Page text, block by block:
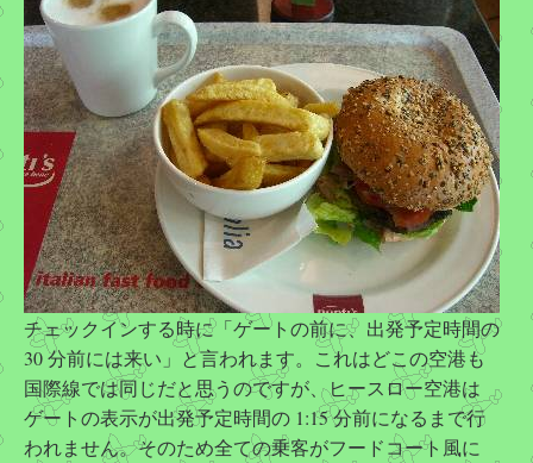
チェックインする時に「ゲートの前に、出発予定時間の
30 分前には来い」と言われます。これはどこの空港も
国際線では同じだと思うのですが、ヒースロー空港は
ゲートの表示が出発予定時間の 1:15 分前になるまで行
われません。そのため全ての乗客がフードコート風に